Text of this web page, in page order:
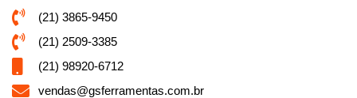
(21) 3865-9450
(21) 2509-3385
(21) 98920-6712
vendas@gsferramentas.com.br